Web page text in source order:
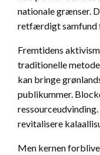
nationale grænser.
retfærdigt samfund
Fremtidens
traditionelle
kan bringe
publikummer.
revitalisere
Men kernen